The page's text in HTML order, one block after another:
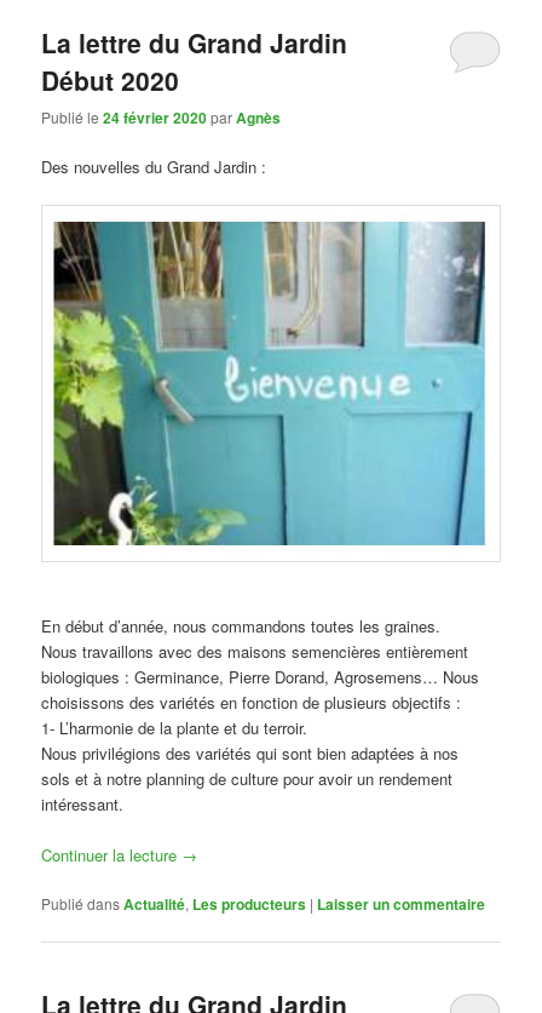
La lettre du Grand Jardin
Début 2020
Publié le24 février 2020parAgnès
Des nouvelles du Grand Jardin :
En début d’année, nous commandons toutes les graines.
Nous travaillons avec des maisons semencières entièrement
biologiques : Germinance, Pierre Dorand, Agrosemens… Nous
choisissons des variétés en fonction de plusieurs objectifs :
1- L’harmonie de la plante et du terroir.
Nous privilégions des variétés qui sont bien adaptées à nos
sols et à notre planning de culture pour avoir un rendement
intéressant.
Continuer la lecture →
Publié dansActualité, Les producteurs | Laisser un commentaire
La lettre du Grand Jardin